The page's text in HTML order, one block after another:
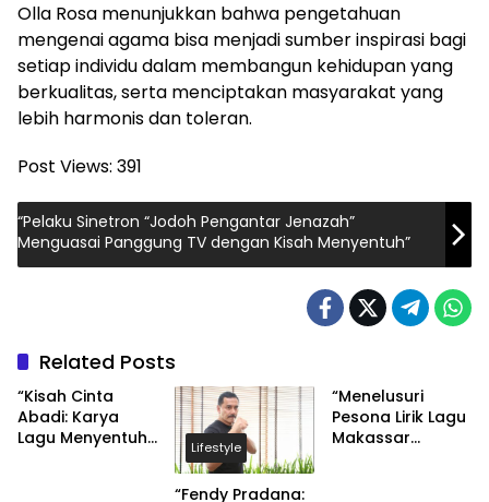
Olla Rosa menunjukkan bahwa pengetahuan
mengenai agama bisa menjadi sumber inspirasi bagi
setiap individu dalam membangun kehidupan yang
berkualitas, serta menciptakan masyarakat yang
lebih harmonis dan toleran.
Post Views: 391
“Pelaku Sinetron “Jodoh Pengantar Jenazah”
Menguasai Panggung TV dengan Kisah Menyentuh”
Related Posts
“Kisah Cinta
Abadi: Karya
Lagu Menyentuh
Lifestyle
“Fendy Pradana:
“Menelusuri
Pesona Lirik Lagu
Makassar